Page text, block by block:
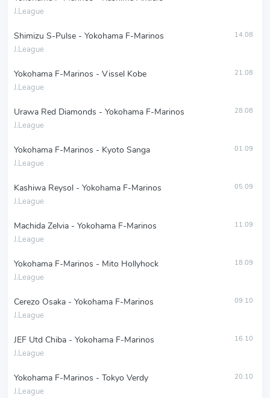
J.League
Shimizu S-Pulse - Yokohama F-Marinos
J.League
14.08
Yokohama F-Marinos - Vissel Kobe
J.League
21.08
Urawa Red Diamonds - Yokohama F-Marinos
J.League
28.08
Yokohama F-Marinos - Kyoto Sanga
J.League
01.09
Kashiwa Reysol - Yokohama F-Marinos
J.League
05.09
Machida Zelvia - Yokohama F-Marinos
J.League
11.09
Yokohama F-Marinos - Mito Hollyhock
J.League
18.09
Cerezo Osaka - Yokohama F-Marinos
J.League
09.10
JEF Utd Chiba - Yokohama F-Marinos
J.League
16.10
Yokohama F-Marinos - Tokyo Verdy
J.League
20.10